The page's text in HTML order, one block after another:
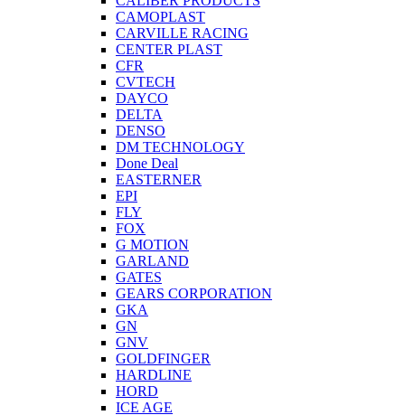
CAMOPLAST
CARVILLE RACING
CENTER PLAST
CFR
CVTECH
DAYCO
DELTA
DENSO
DM TECHNOLOGY
Done Deal
EASTERNER
EPI
FLY
FOX
G MOTION
GARLAND
GATES
GEARS CORPORATION
GKA
GN
GNV
GOLDFINGER
HARDLINE
HORD
ICE AGE